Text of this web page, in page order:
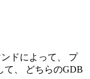
ンドによって、 プ
て、 どちらのGDB